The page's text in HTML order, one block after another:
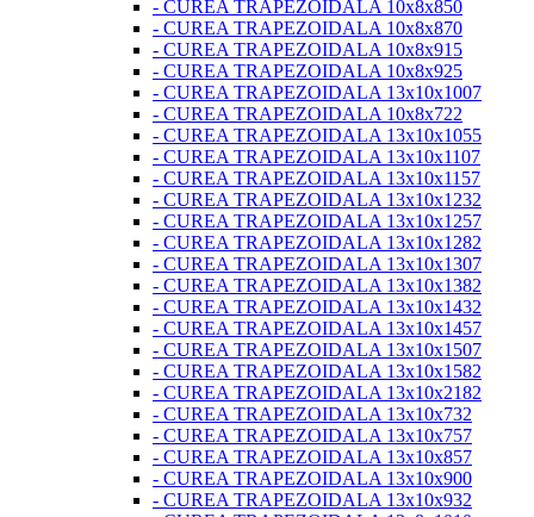
- CUREA TRAPEZOIDALA 10x8x850
- CUREA TRAPEZOIDALA 10x8x870
- CUREA TRAPEZOIDALA 10x8x915
- CUREA TRAPEZOIDALA 10x8x925
- CUREA TRAPEZOIDALA 13x10x1007
- CUREA TRAPEZOIDALA 10x8x722
- CUREA TRAPEZOIDALA 13x10x1055
- CUREA TRAPEZOIDALA 13x10x1107
- CUREA TRAPEZOIDALA 13x10x1157
- CUREA TRAPEZOIDALA 13x10x1232
- CUREA TRAPEZOIDALA 13x10x1257
- CUREA TRAPEZOIDALA 13x10x1282
- CUREA TRAPEZOIDALA 13x10x1307
- CUREA TRAPEZOIDALA 13x10x1382
- CUREA TRAPEZOIDALA 13x10x1432
- CUREA TRAPEZOIDALA 13x10x1457
- CUREA TRAPEZOIDALA 13x10x1507
- CUREA TRAPEZOIDALA 13x10x1582
- CUREA TRAPEZOIDALA 13x10x2182
- CUREA TRAPEZOIDALA 13x10x732
- CUREA TRAPEZOIDALA 13x10x757
- CUREA TRAPEZOIDALA 13x10x857
- CUREA TRAPEZOIDALA 13x10x900
- CUREA TRAPEZOIDALA 13x10x932